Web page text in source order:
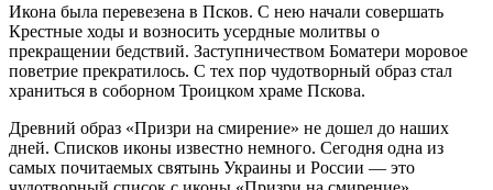
Икона была перевезена в Псков. С нею начали совершать
Крестные ходы и возносить усердные молитвы о
прекращении бедствий. Заступничеством Боматери моровое
поветрие прекратилось. С тех пор чудотворный образ стал
храниться в соборном Троицком храме Пскова.
Древний образ «Призри на смирение» не дошел до наших
дней. Списков иконы известно немного. Сегодня одна из
самых почитаемых святынь Украины и России — это